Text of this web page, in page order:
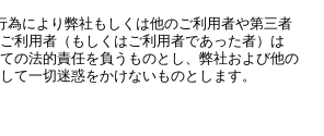
により弊社もしくは他のご利用者や第三者
利用者（もしくはご利用者であった者）は
の法的責任を負うものとし、弊社および他の
て一切迷惑をかけないものとします。